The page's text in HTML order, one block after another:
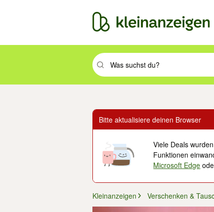
Suchbegriff eingeben. Eingabetaste
Bitte aktualisiere deinen Browser
Viele Deals
Funktionen
Microsoft Edge
Kleinanzeigen Verschenken &